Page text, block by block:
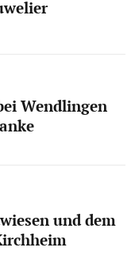
Wendlingen
und dem